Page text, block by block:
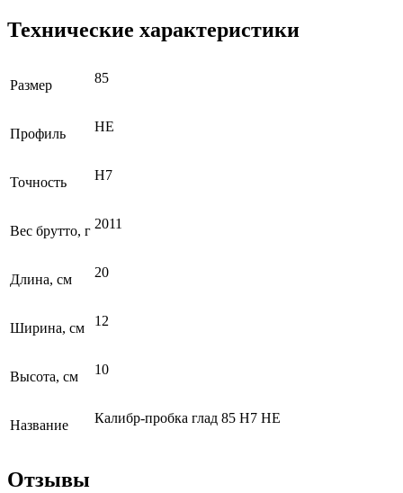
Технические характеристики
Размер 85
Профиль НЕ
Точность H7
Вес брутто, г 2011
Длина, см 20
Ширина, см 12
Высота, см 10
Название Калибр-пробка глад 85 Н7 НЕ
Отзывы